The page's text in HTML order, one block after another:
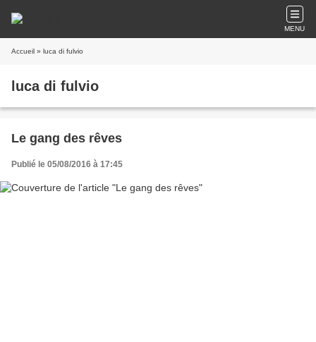
MENU
Accueil » luca di fulvio
luca di fulvio
Le gang des rêves
Publié le 05/08/2016 à 17:45